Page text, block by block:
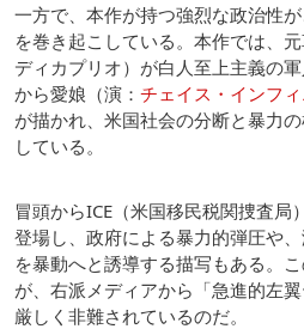
一方で、本作が持つ強烈な政治性
を巻き起こしている。本作では、
ディカプリオ）が白人至上主義の軍
から愛娘（演： チェイス・インフィ
が描かれ、米国社会の分断と暴力
している。
冒頭からICE（米国移民税関捜査局
登場し、政府による暴力的弾圧や
を暴動へと誘導する描写もある。
が、右派メディアから「急進的左
厳しく非難されているのだ。